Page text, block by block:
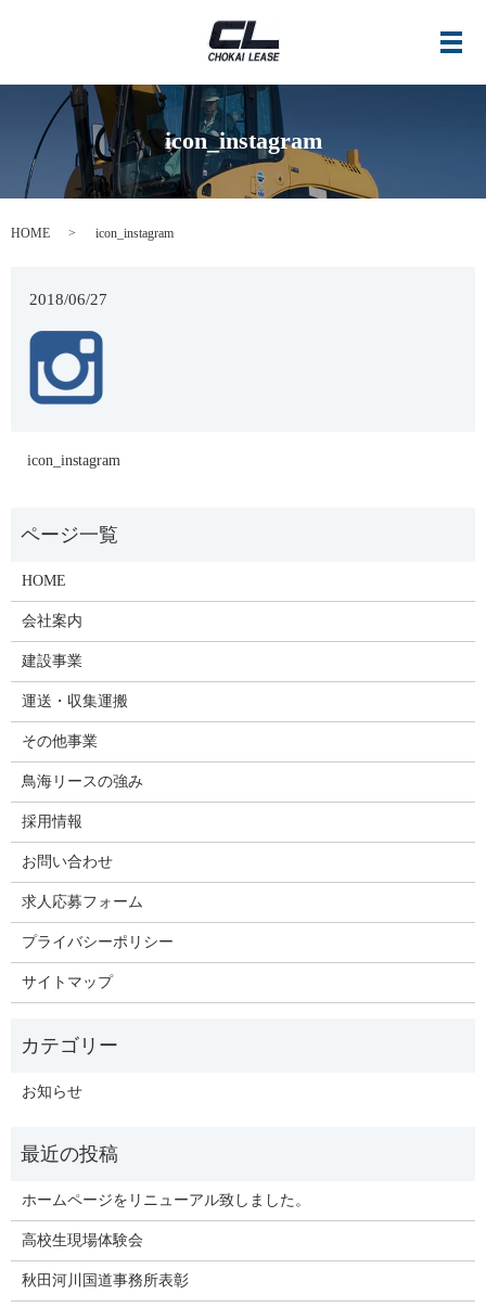
メ
icon_instagram
HOME icon_instagram
2018/06/27
icon_instagram
HOME
会社案内
建設事業
運送・収集運搬
その他事業
鳥海リースの強み
採用情報
お問い合わせ
求人応募フォーム
プライバシーポリシー
サイトマップ
お知らせ
ホームページをリニューアル致しました。
高校生現場体験会
秋田河川国道事務所表彰